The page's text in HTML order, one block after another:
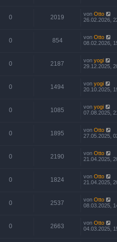
0 2019 von Otto
26.02.2026,
0 854 von Otto
08.02.2026,
0 2187 von yogi
29.12.2025,
0 1494 von yogi
20.10.2025,
0 1085 von yogi
07.08.2025,
0 1895 von Otto
27.05.2025,
0 2190 von Otto
21.04.2025,
0 1824 von Otto
21.04.2025,
0 2537 von Otto
08.03.2025,
0 2663 von Otto
04.03.2025,